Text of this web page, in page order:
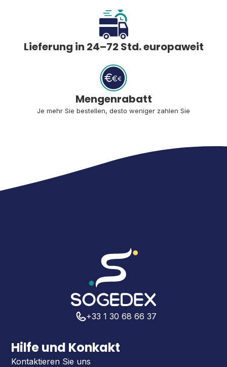
Lieferung in 24–72 Std. europaweit
Mengenrabatt
Je mehr Sie bestellen, desto weniger zahlen Sie
+33 1 30 68 66 37
Hilfe und Konkakt
Kontaktieren Sie uns